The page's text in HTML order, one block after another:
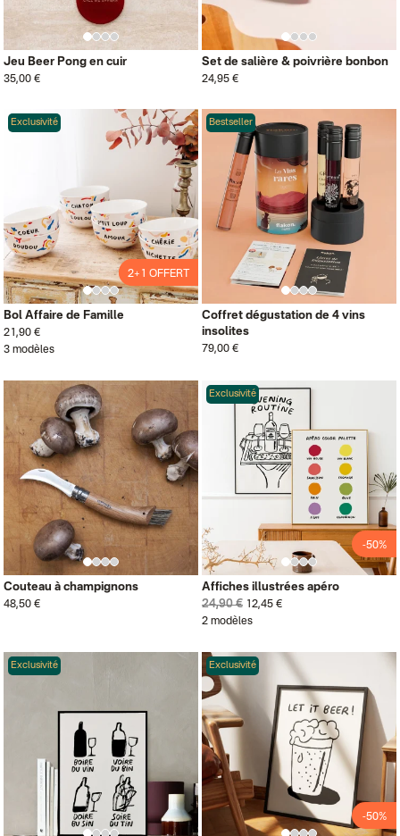
Jeu Beer Pong en cuir
35,00 €
Set de salière & poivrière bonbon
24,95 €
Exclusivité
2+1 OFFERT
2+1 OFFERT
Bol Affaire de Famille
21,90 €
3 modèles
Bestseller
Coffret dégustation de 4 vins
insolites
79,00 €
Couteau à champignons
48,50 €
Exclusivité
-50%
Affiches illustrées apéro
24,90 € 12,45 €
2 modèles
Exclusivité Exclusivité
-50%